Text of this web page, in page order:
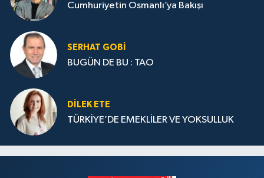
Cumhuriyetin Osmanlı’ya Bakışı
SERHAT GOBİ
BUGÜN DE BU : TAO
DILEK ETE
TÜRKİYE’DE EMEKLİLER VE YOKSULLUK